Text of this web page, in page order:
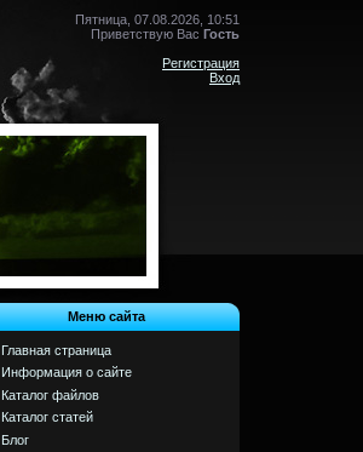
Пятница, 07.08.2026, 10:51
Приветствую Вас Гость
Регистрация
Вход
Меню сайта
Главная страница
Информация о сайте
Каталог файлов
Каталог статей
Блог